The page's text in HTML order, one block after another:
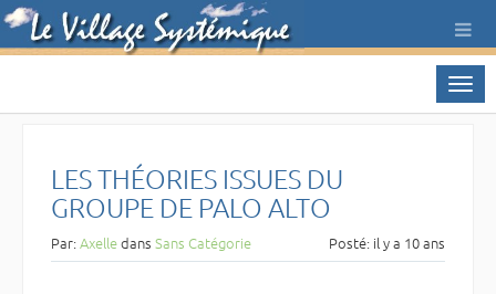
LES THÉORIES ISSUES DU
GROUPE DE PALO ALTO
Par:Axelledans Sans Catégorie Posté: il y a 10 ans